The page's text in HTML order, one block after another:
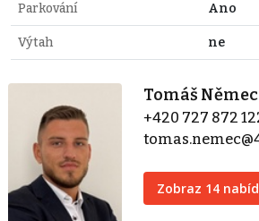
Parkování Ano
Výtah ne
Tomáš Němec
+420 727 872
Zobraz 14